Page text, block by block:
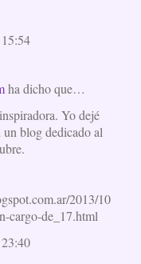
ha dicho que…
Yo dejé
blog dedicado al
2013/10
cargo-de_17.html